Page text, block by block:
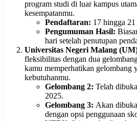
program studi di luar kampus
kesempatanmu.
Pendaftaran: 17 hingga
Pengumuman Hasil:
hari setelah penutupan
Universitas Negeri Malang
fleksibilitas dengan dua
kamu memperhatikan gelombang
kebutuhanmu.
Gelombang 2: Telah
2025.
Gelombang 3: Akan
dengan opsi penggunaan